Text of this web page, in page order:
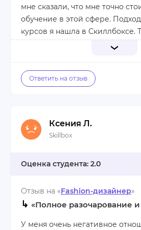
моих работ была признана
работу.
Плюсы:
Доброжелательные
Продуманная программа
мне сказали, что мне точно
обучение в этой сфере.
курсов я нашла в Скиллбоксе.
о том, как сочетать ткани
научили крутым техникам
Преподаватели – чудесные
Подача информации,
Опытные педагоги.
Минусы:
Отсутствуют.
Ксения Л.
Skillbox
2.0
Отзыв на «Fashion-дизайнер»
↳ «Полное разочарование
У меня очень негативное